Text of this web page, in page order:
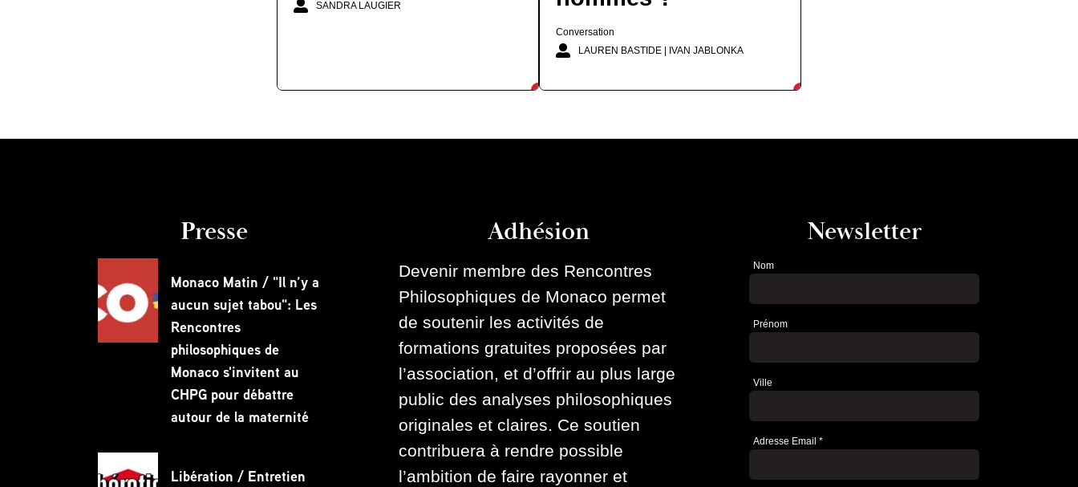
SANDRA LAUGIER
Conversation
LAUREN BASTIDE | IVAN JABLONKA
Presse
Monaco Matin / "Il n’y a
aucun sujet tabou": Les
Rencontres
philosophiques de
Monaco s'invitent au
CHPG pour débattre
autour de la maternité
Libération / Entretien
Adhésion
Devenir membre des Rencontres
Philosophiques de Monaco permet
de soutenir les activités de
formations gratuites proposées par
l’association, et d’offrir au plus large
public des analyses philosophiques
originales et claires. Ce soutien
contribuera à rendre possible
l’ambition de faire rayonner et
Newsletter
Newsletter
Nom
Prénom
Ville
Adresse Email *